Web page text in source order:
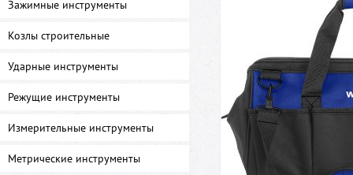
Зажимные инструменты
Козлы строительные
Ударные инструменты
Режущие инструменты
Измерительные инструменты
Метрические инструменты